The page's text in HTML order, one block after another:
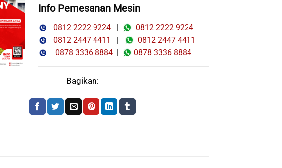
Info Pemesanan Mesin
0812 2222 9224 |
0812 2222 9224
0812 2447 4411
|
0812 2447 4411
0878 3336 8884 | 0878 3336 8884
Bagikan: